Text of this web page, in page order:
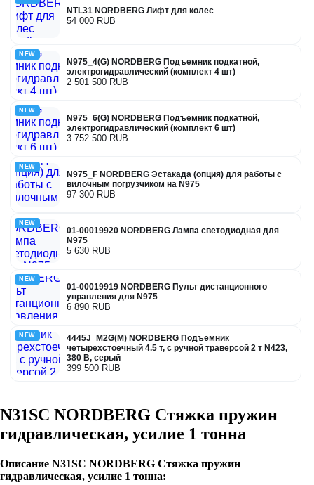
NTL31 NORDBERG Лифт для колес
54 000 RUB
NEW
N975_4(G) NORDBERG Подъемник подкатной,
электрогидравлический (комплект 4 шт)
2 501 500 RUB
NEW
N975_6(G) NORDBERG Подъемник подкатной,
электрогидравлический (комплект 6 шт)
3 752 500 RUB
NEW
N975_F NORDBERG Эстакада (опция) для работы с
вилочным погрузчиком на N975
97 300 RUB
NEW
01-00019920 NORDBERG Лампа светодиодная для
N975
5 630 RUB
NEW
01-00019919 NORDBERG Пульт дистанционного
управления для N975
6 890 RUB
NEW
4445J_M2G(M) NORDBERG Подъемник
четырехстоечный 4.5 т, с ручной траверсой 2 т N423,
380 В, серый
399 500 RUB
N31SC NORDBERG Стяжка пружин
гидравлическая, усилие 1 тонна
Описание N31SC NORDBERG Стяжка пружин
гидравлическая, усилие 1 тонна: